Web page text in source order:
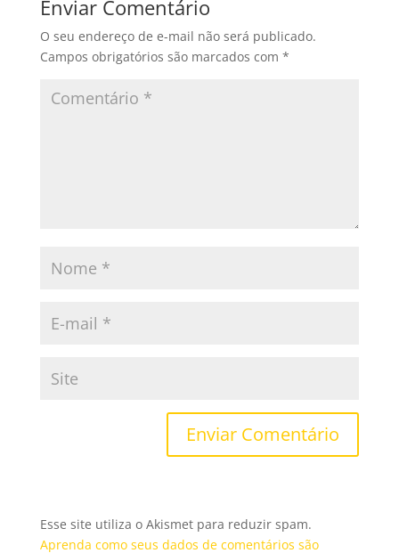
Enviar Comentário
O seu endereço de e-mail não será publicado.
Campos obrigatórios são marcados com *
Esse site utiliza o Akismet para reduzir spam.
Aprenda como seus dados de comentários são